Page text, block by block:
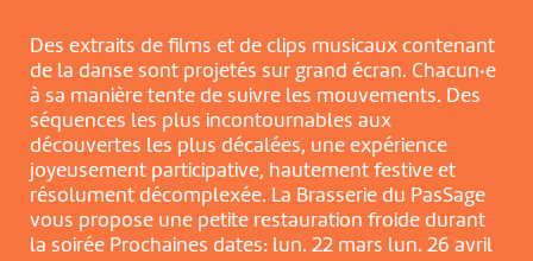
Des extraits de films et de clips musicaux contenant
de la danse sont projetés sur grand écran. Chacun·e
à sa manière tente de suivre les mouvements. Des
séquences les plus incontournables aux
découvertes les plus décalées, une expérience
joyeusement participative, hautement festive et
résolument décomplexée. La Brasserie du PasSage
vous propose une petite restauration froide durant
la soirée Prochaines dates: lun. 22 mars lun. 26 avril